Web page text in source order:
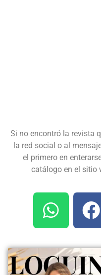
Si no encontró la revista
la red social o al
el primero en
catálogo en el sitio